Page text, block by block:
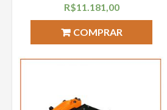
R$11.181,00
COMPRAR